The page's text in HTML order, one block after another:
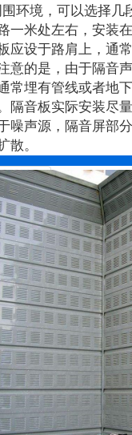
环境，可以选择几
一米处左右，安装在
应设于路肩上，通常
意的是，由于隔音声
常埋有管线或者地下
隔音板实际安装尽量
噪声源，隔音屏部分
散。